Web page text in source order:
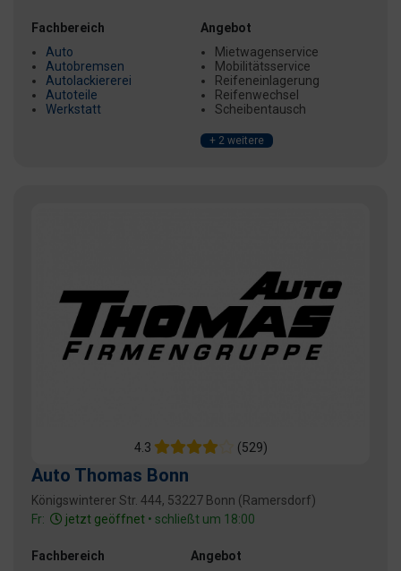
Fachbereich
Auto
Autobremsen
Autolackiererei
Autoteile
Werkstatt
Angebot
Mietwagenservice
Mobilitätsservice
Reifeneinlagerung
Reifenwechsel
Scheibentausch
+ 2 weitere
4.3 (529)
Auto Thomas Bonn
Königswinterer Str. 444, 53227 Bonn (Ramersdorf)
Fr:
jetzt geöffnet • schließt um 18:00
Fachbereich
Angebot